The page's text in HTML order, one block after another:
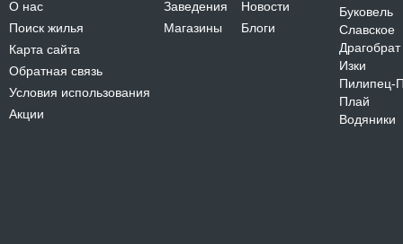
О нас
Поиск жилья
Карта сайта
Обратная связь
Условия использования
Акции
Заведения
Магазины
Новости
Блоги
Буковель
Славское
Драгобрат
Изки
Пилипец-
Плай
Водяники